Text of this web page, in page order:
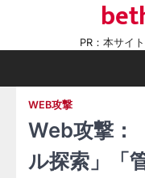
content
PR：本サイ
WEB攻撃
Web攻撃：
ル探索」「